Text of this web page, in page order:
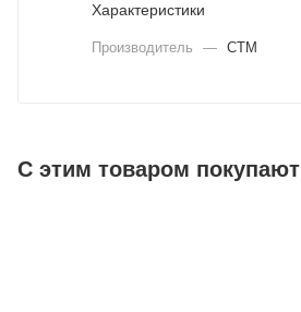
Характеристики
Производитель — СТМ
С этим товаром покупают